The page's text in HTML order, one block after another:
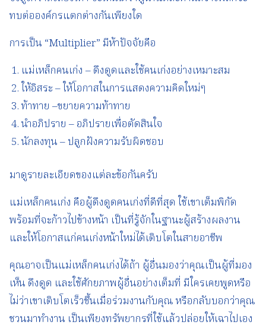
ทบต่อองค์กรแตกต่างกันเพียงใด
การเป็น “Multiplier” มีห้าปัจจัยคือ
แม่เหล็กคนเก่ง – ดึงดูดและใช้คนเก่งอย่างเหมาะสม
ให้อิสระ – ให้โอกาสในการแสดงความคิดใหม่ๆ
ท้าทาย –ขยายความท้าทาย
นำอภิปราย – อภิปรายเพื่อตัดสินใจ
นักลงทุน – ปลูกฝังความรับผิดชอบ
มาดูรายละเอียดของแต่ละข้อกันครับ
แม่เหล็กคนเก่ง คือผู้ดึงดูดคนเก่งที่ดีที่สุด ใช้เขาเต็มพิกัด
พร้อมที่จะก้าวไปข้างหน้า เป็นที่รู้จักในฐานะผู้สร้างผลงาน
และให้โอกาสแก่คนเก่งหน้าใหม่ได้เติบโตในสายอาชีพ
คุณอาจเป็นแม่เหล็กคนเก่งได้ถ้า ผู้อื่นมองว่าคุณเป็นผู้ที่มอง
เห็น ดึงดูด และใช้ศักยภาพผู้อื่นอย่างเต็มที่ มีใครเคยพูดหรือ
ไม่ว่าเขาเติบโตเร็วชึ้นเมื่อร่วมงานกับคุณ หรือกลับบอกว่าคุณ
ชวนมาทำงาน เป็นเพียงทรัพยากรที่ใช้แล้วปล่อยให้เฉาไปเอง